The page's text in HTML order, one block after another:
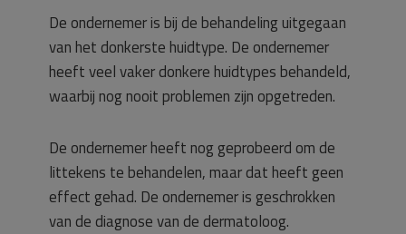
De ondernemer is bij de behandeling uitgegaan
van het donkerste huidtype. De ondernemer
heeft veel vaker donkere huidtypes behandeld,
waarbij nog nooit problemen zijn opgetreden.
De ondernemer heeft nog geprobeerd om de
littekens te behandelen, maar dat heeft geen
effect gehad. De ondernemer is geschrokken
van de diagnose van de dermatoloog.